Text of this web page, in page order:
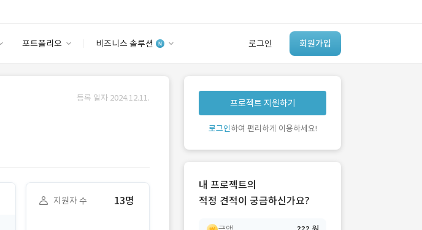
포트폴리오 비즈니스 솔루션 로그인 회원가입
안심 코드 케어
유사사례 검색 AI
‘이런 거’ 만들어본
개발 회사 있어?
등록 일자 2024.12.11.
지원자 수 13명
프로젝트 지원하기
로그인하여 편리하게 이용하세요!
내 프로젝트의
적정 견적이 궁금하신가요?